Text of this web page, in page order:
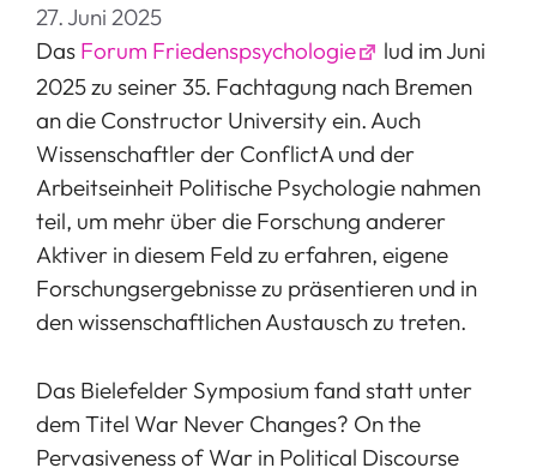
27. Juni 2025
Das Forum Friedenspsychologie
lud im Juni
2025 zu seiner 35. Fachtagung nach Bremen
an die Constructor University ein. Auch
Wissenschaftler der ConflictA und der
Arbeitseinheit Politische Psychologie nahmen
teil, um mehr über die Forschung anderer
Aktiver in diesem Feld zu erfahren, eigene
Forschungsergebnisse zu präsentieren und in
den wissenschaftlichen Austausch zu treten.
Das Bielefelder Symposium fand statt unter
dem Titel War Never Changes? On the
Pervasiveness of War in Political Discourse